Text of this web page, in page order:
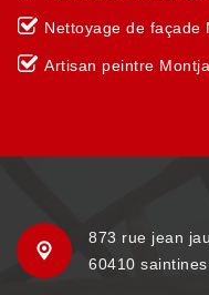
Nettoyage de façade
Artisan peintre
873 rue jean
60410 saintines